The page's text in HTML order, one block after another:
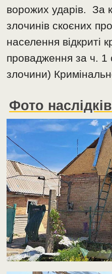
ворожих ударів. За
злочинів скоєних
населення відкриті
провадження за ч. 1
злочини)
Фото